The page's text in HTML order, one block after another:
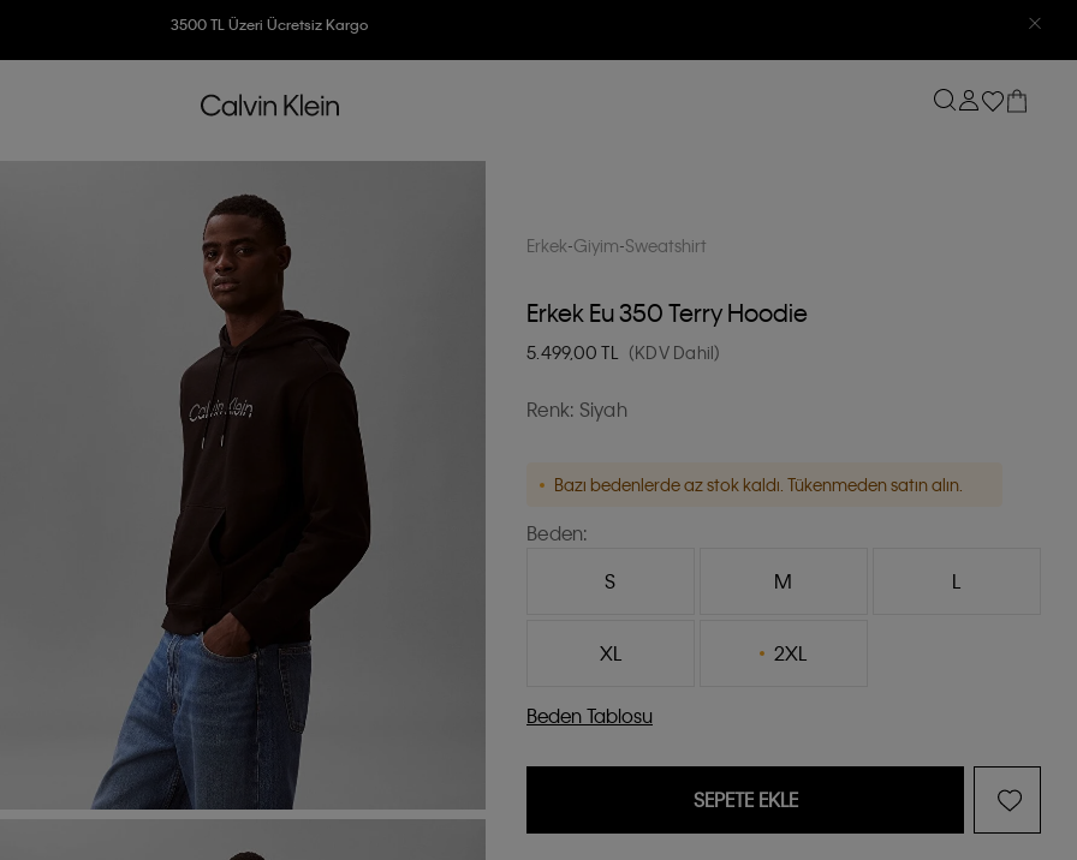
3500 TL Üzeri Ücretsiz Kargo
Erkek Giyim Sweatshirt
Erkek Eu 350 Terry Hoodie
5.499,00 TL (KDV Dahil)
Renk: Siyah
Bazı bedenlerde az stok kaldı. Tükenmeden satın alın.
Beden:
S
M L
XL 2XL
Beden Tablosu
SEPETE EKLE